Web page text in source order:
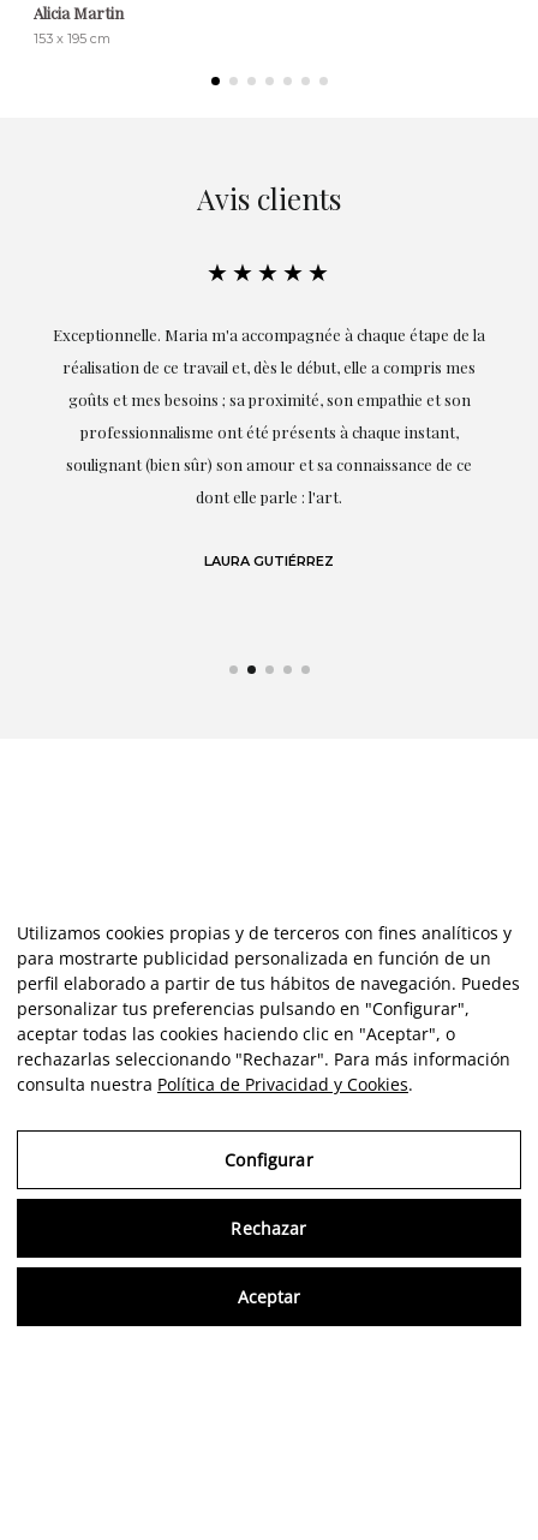
Alicia Martin
153 x 195 cm
Avis clients
★★★★★
Exceptionnelle. Maria m'a accompagnée à chaque étape de la
réalisation de ce travail et, dès le début, elle a compris mes
goûts et mes besoins ; sa proximité, son empathie et son
professionnalisme ont été présents à chaque instant,
soulignant (bien sûr) son amour et sa connaissance de ce
dont elle parle : l'art.
LAURA GUTIÉRREZ
Utilizamos cookies propias y de terceros con fines analíticos y
para mostrarte publicidad personalizada en función de un
perfil elaborado a partir de tus hábitos de navegación. Puedes
personalizar tus preferencias pulsando en "Configurar",
aceptar todas las cookies haciendo clic en "Aceptar", o
rechazarlas seleccionando "Rechazar". Para más información
consulta nuestra Política de Privacidad y Cookies.
Configurar
Rechazar
Aceptar